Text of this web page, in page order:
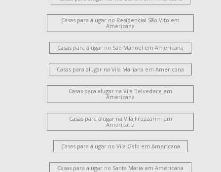
Loteamento Residencial Jardim Villagio II
Jardim Guanabara
Vila Bela
Parque Novo Mundo
Jardim Ipiranga
Jardim Santana
Cariobinha
Loteamento Residencial Jardim Esperança
Vila Santa Maria
Jardim Bertoni
Iate Clube de Campinas
Jardim Brasília
Campo Verde
Jardim Paulistano
Chácara Machadinho I
Casas para alugar no Residencial São Vito em
Americana
Casas para alugar no São Manoel em Americana
Casas para alugar na Vila Mariana em Americana
Casas para alugar na Vila Belvedere em
Americana
Casas para alugar na Vila Frezzarim em
Americana
Casas para alugar no Vila Galo em Americana
Casas para alugar no Santa Maria em Americana